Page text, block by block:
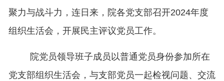
聚力与战斗力，连日来，院各党支部召开2024年度
组织生活会，开展民主评议党员工作。
院党员领导班子成员以普通党员身份参加所在
党支部组织生活会，与支部党员一起检视问题、交流